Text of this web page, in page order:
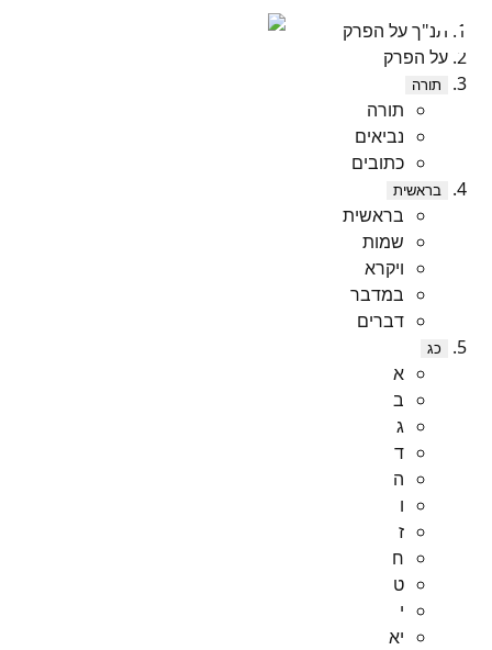
תנ"ך על הפרק
על הפרק
תורה
תורה
נביאים
כתובים
בראשית
בראשית
שמות
ויקרא
במדבר
דברים
כג
א
ב
ג
ד
ה
ו
ז
ח
ט
י
יא